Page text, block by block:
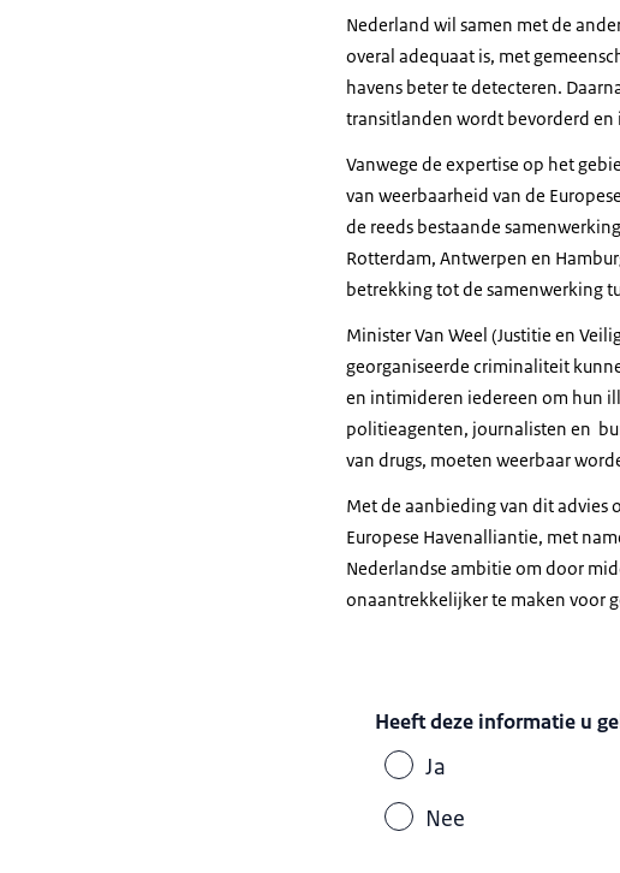
Nederland wil samen met de
overal adequaat is, met
havens beter te detecteren.
transitlanden wordt bevorderd en
Vanwege de expertise op het
van weerbaarheid van de
de reeds bestaande
Rotterdam, Antwerpen en
betrekking tot de samenwerking
Minister Van Weel (Justitie en
georganiseerde criminaliteit
en intimideren iedereen om hun
politieagenten, journalisten en
van drugs, moeten weerbaar
Met de aanbieding van dit advies
Europese Havenalliantie, met
Nederlandse ambitie om door
onaantrekkelijker te maken voor
Heeft deze informatie u
Ja
Nee